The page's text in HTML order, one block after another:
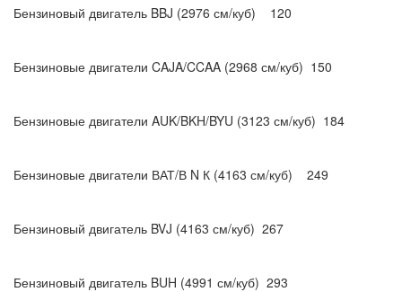
Бензиновый двигатель BBJ (2976 см/куб) 120
Бензиновые двигатели CAJA/CCAA (2968 см/куб) 150
Бензиновые двигатели AUK/BKH/BYU (3123 см/куб) 184
Бензиновые двигатели ВАТ/В N К (4163 см/куб) 249
Бензиновый двигатель BVJ (4163 см/куб) 267
Бензиновый двигатель BUH (4991 см/куб) 293